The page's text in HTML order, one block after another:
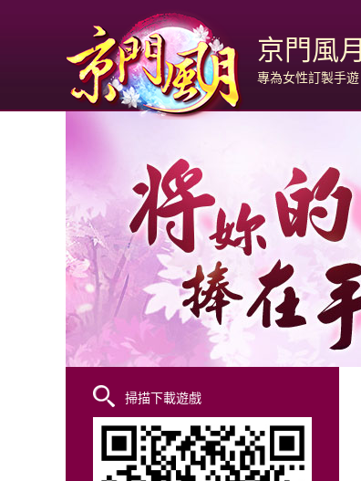
京門風月
專為女性訂製手遊
掃描下載遊戲